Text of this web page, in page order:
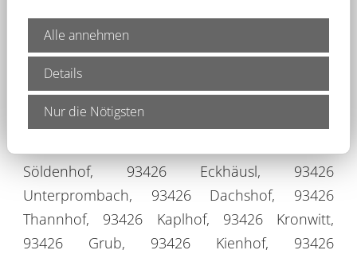
Wir sind Immobilienmakler & Immo-
Experten in PLZ-Gebiet 93426 und im
Landkreis Regensburg & Umgebung:
93426 Eppenhof, 93426 Roithof, 93426
Hochbrunn, 93426 Wieden, 93426 Kohlschlag,
Söldenhof, 93426 Eckhäusl, 93426
Unterprombach, 93426 Dachshof, 93426
Thannhof, 93426 Kaplhof, 93426 Kronwitt,
93426 Grub, 93426 Kienhof, 93426
Alle annehmen
Details
Nur die Nötigsten